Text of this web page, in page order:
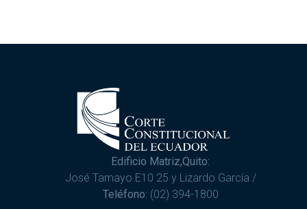
Edificio Matriz,Quito:
José Tamayo E10 25 y Lizardo García /
Teléfono: (02) 394-1800